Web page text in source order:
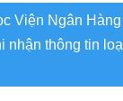
Viện Ngân
nhận thông tin